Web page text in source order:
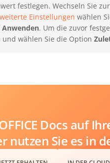
festlegen. Wechseln Sie
Einstellungen wählen
Anwenden. Um die zuvor
wählen Sie die Option
Docs auf
nutzen Sie es in